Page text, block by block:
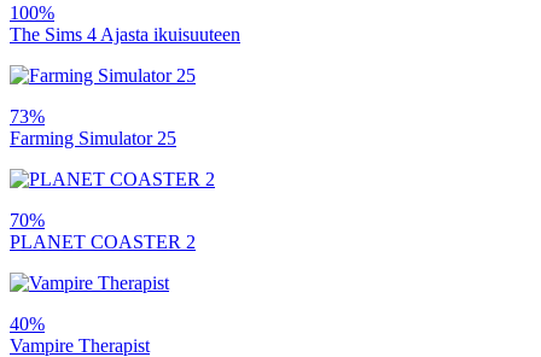
100%
The Sims 4 Ajasta ikuisuuteen
73%
Farming Simulator 25
70%
PLANET COASTER 2
40%
Vampire Therapist